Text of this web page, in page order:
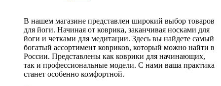
В нашем магазине представлен широкий выбор товаров
для йоги. Начиная от коврика, заканчивая носками для
йоги и четками для медитации. Здесь вы найдете самый
богатый ассортимент ковриков, который можно найти в
России. Представлены как коврики для начинающих,
так и профессиональные модели. С нами ваша практика
станет особенно комфортной.